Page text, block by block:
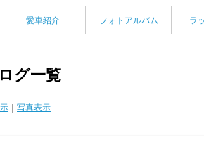
愛車紹介 フォトアルバム ラ
グ一覧
写真表示